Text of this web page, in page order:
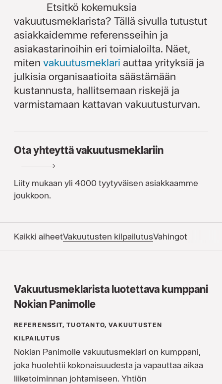
Etsitkö kokemuksia
vakuutusmeklarista? Tällä sivulla tutustut
asiakkaidemme referensseihin ja
asiakastarinoihin eri toimialoilta. Näet,
miten vakuutus­meklari auttaa yrityksiä ja
julkisia organisaatioita säästämään
kustannusta, hallitsemaan riskejä ja
varmistamaan kattavan vakuutusturvan.
Ota yhteyttä vakuutusmeklariin
Liity mukaan yli 4000 tyytyväisen asiakkaamme
joukkoon.
Kaikki aiheetVakuutusten kilpailutusVahingot
Vakuutusmeklarista luotettava kumppani
Nokian Panimolle
REFERENSSIT, TUOTANTO, VAKUUTUSTEN
KILPAILUTUS
Nokian Panimolle vakuutusmeklari on kumppani,
joka huolehtii kokonaisuudesta ja vapauttaa aikaa
liiketoiminnan johtamiseen. Yhtiön